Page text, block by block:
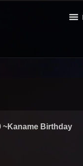
~Kaname Birthday